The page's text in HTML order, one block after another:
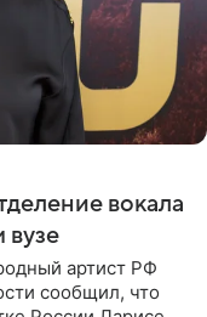
вокала
вузе
артист РФ
сообщил, что